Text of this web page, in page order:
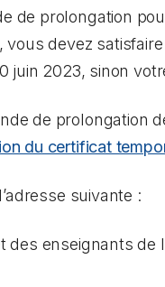
de prolongation
devez
juin 2023, sinon
de prolongation
du certificat
suivante :
enseignants de